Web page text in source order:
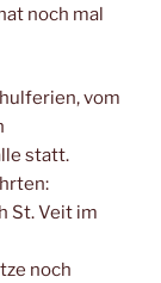
noch mal
vom
statt.
St. Veit im
noch